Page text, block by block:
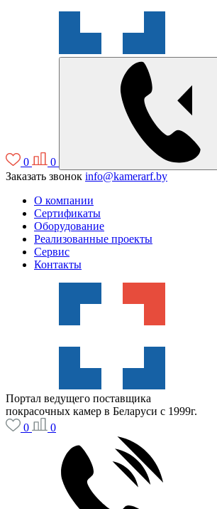
0
0
Заказать звонок info@kamerarf.by
О компании
Сертификаты
Оборудование
Реализованные проекты
Сервис
Контакты
Портал ведущего поставщика
покрасочных камер в Беларуси с 1999г.
0
0